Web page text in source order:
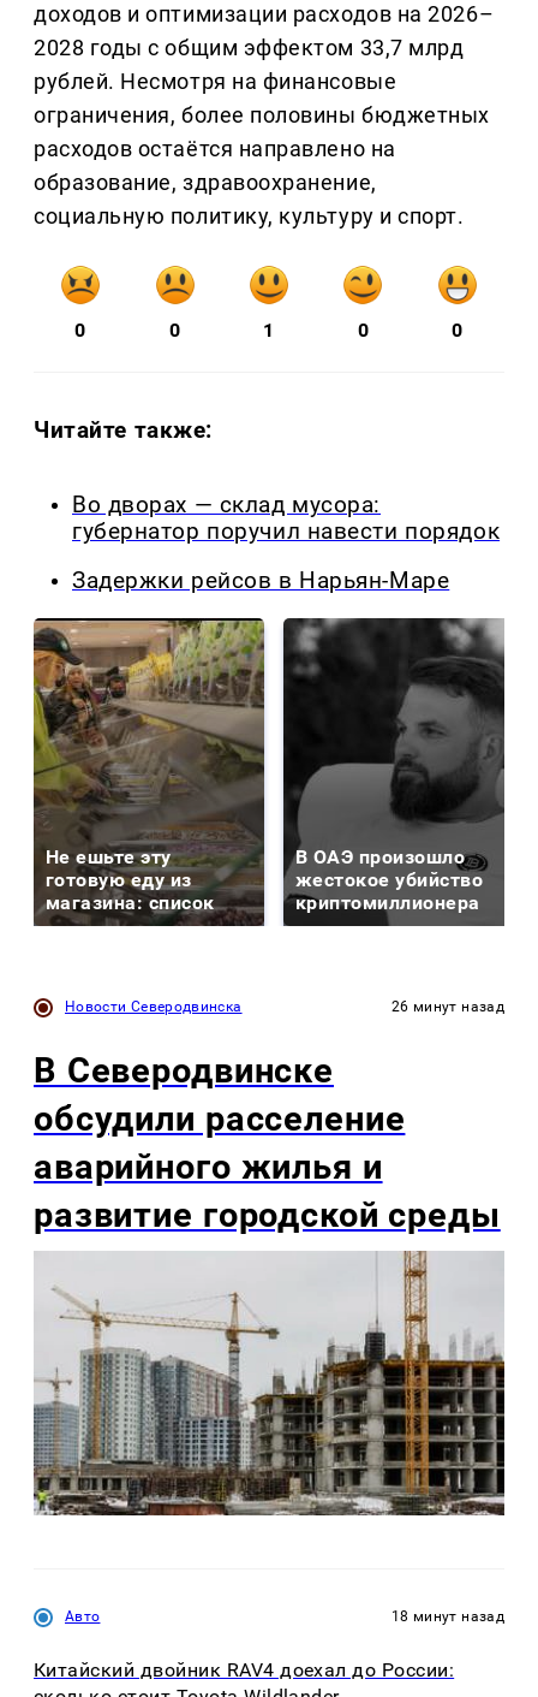
доходов и оптимизации расходов на 2026–
2028 годы с общим эффектом 33,7 млрд
рублей. Несмотря на финансовые
ограничения, более половины бюджетных
расходов остаётся направлено на
образование, здравоохранение,
социальную политику, культуру и спорт.
0 0 1 0 0
Читайте также:
Во дворах — склад мусора:
губернатор поручил навести порядок
Задержки рейсов в Нарьян-Маре
Не ешьте эту
готовую еду из
магазина: список
В ОАЭ произошло
жестокое убийство
криптомиллионера
Новости Северодвинска 26 минут назад
В Северодвинске
обсудили расселение
аварийного жилья и
развитие городской среды
Авто 18 минут назад
Китайский двойник RAV4 доехал до России: